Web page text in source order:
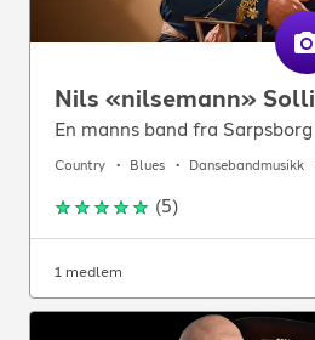
Nils «nilsemann» Solli
En manns band fra Sarpsborg
Country Blues Dansebandmusikk
(5)
1 medlem